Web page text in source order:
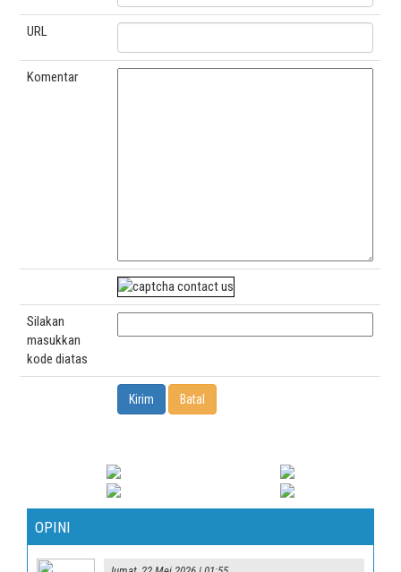
URL
Komentar
Silakan
masukkan
kode diatas
OPINI